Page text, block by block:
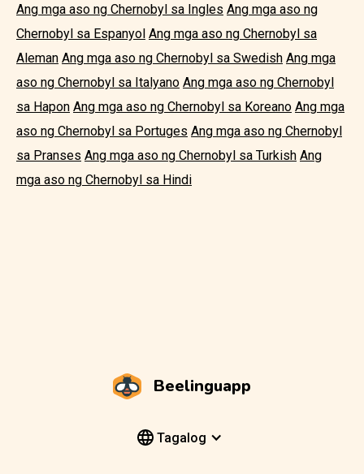
Ang mga aso ng Chernobyl sa Ingles Ang mga aso ng
Chernobyl sa Espanyol Ang mga aso ng Chernobyl sa
Aleman Ang mga aso ng Chernobyl sa Swedish Ang mga
aso ng Chernobyl sa Italyano Ang mga aso ng Chernobyl
sa Hapon Ang mga aso ng Chernobyl sa Koreano Ang mga
aso ng Chernobyl sa Portuges Ang mga aso ng Chernobyl
sa Pranses Ang mga aso ng Chernobyl sa Turkish Ang
mga aso ng Chernobyl sa Hindi
Beelinguapp
Tagalog